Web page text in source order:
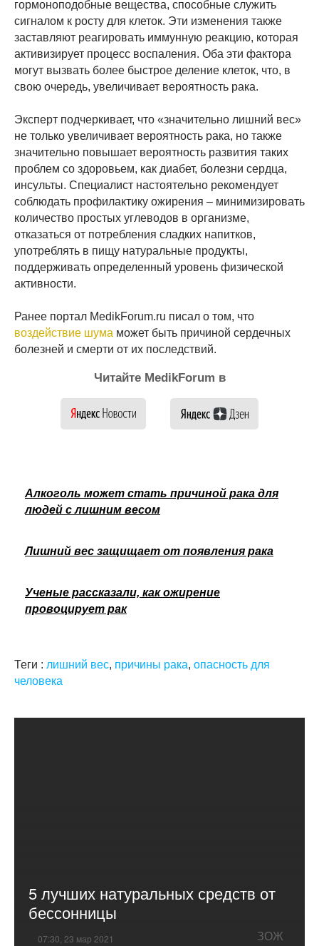
гормоноподобные вещества, способные служить
сигналом к росту для клеток. Эти изменения также
заставляют реагировать иммунную реакцию, которая
активизирует процесс воспаления. Оба эти фактора
могут вызвать более быстрое деление клеток, что, в
свою очередь, увеличивает вероятность рака.
Эксперт подчеркивает, что «значительно лишний вес»
не только увеличивает вероятность рака, но также
значительно повышает вероятность развития таких
проблем со здоровьем, как диабет, болезни сердца,
инсульты. Специалист настоятельно рекомендует
соблюдать профилактику ожирения – минимизировать
количество простых углеводов в организме,
отказаться от потребления сладких напитков,
употреблять в пищу натуральные продукты,
поддерживать определенный уровень физической
активности.
Ранее портал MedikForum.ru писал о том, что
воздействие шума может быть причиной сердечных
болезней и смерти от их последствий.
Читайте MedikForum в
Алкоголь может стать причиной рака для
людей с лишним весом
Лишний вес защищает от появления рака
Ученые рассказали, как ожирение
провоцирует рак
Теги : лишний вес, причины рака, опасность для
человека
5 лучших натуральных средств от
бессонницы
07:30, 23 мар 2021 ЗОЖ